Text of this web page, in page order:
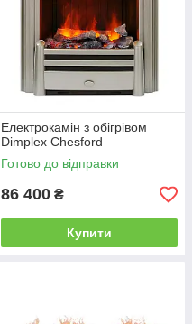
Електрокамін з обігрівом
Dimplex Chesford
Готово до відправки
86 400 ₴
Купити